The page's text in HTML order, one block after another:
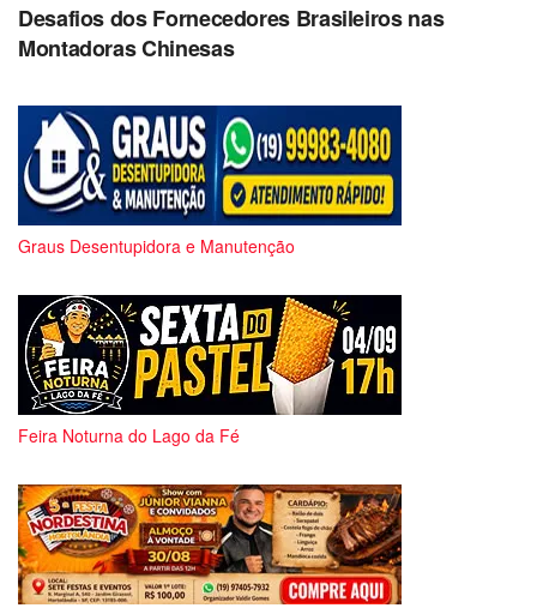
Desafios dos Fornecedores Brasileiros nas
Montadoras Chinesas
Graus Desentupidora e Manutenção
Feira Noturna do Lago da Fé